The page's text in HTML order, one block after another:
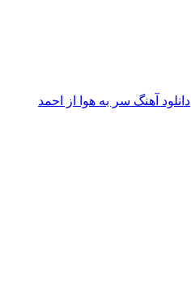
دانلود آهنگ سر به هوا از احمد